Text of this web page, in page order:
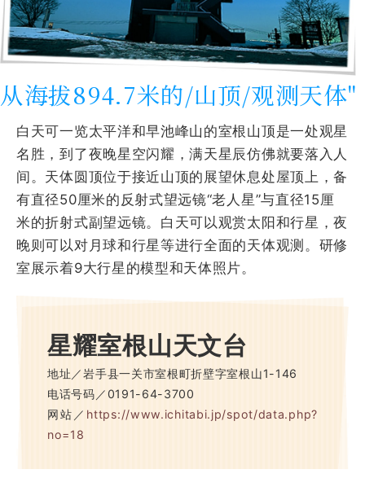
从海拔894.7米的/山顶/观测天体"
白天可一览太平洋和早池峰山的室根山顶是一处观星
名胜，到了夜晚星空闪耀，满天星辰仿佛就要落入人
间。天体圆顶位于接近山顶的展望休息处屋顶上，备
有直径50厘米的反射式望远镜“老人星”与直径15厘
米的折射式副望远镜。白天可以观赏太阳和行星，夜
晚则可以对月球和行星等进行全面的天体观测。研修
室展示着9大行星的模型和天体照片。
星耀室根山天文台
地址／岩手县一关市室根町折壁字室根山1-146
电话号码／0191-64-3700
网站／ https://www.ichitabi.jp/spot/data.php?
no=18